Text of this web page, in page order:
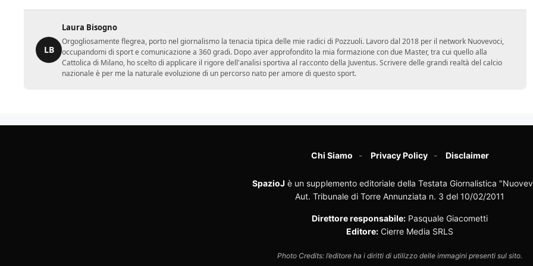
LB
Laura Bisogno
Orgogliosamente flegrea, porto nel giornalismo la tenacia tipica delle mie radici di Pozzuoli. Lavoro dal 2018 per il network Nuovevoci,
occupandomi di sport e comunicazione a 360 gradi. Dopo aver approfondito la mia formazione con due Master, tra cui quello alla
Cattolica di Milano, ho scelto di applicare il rigore dell'analisi sportiva al racconto della Juventus. Scrivere delle grandi realtà del calcio
nazionale è per me la naturale evoluzione di un percorso nato per amore di questo sport.
Chi Siamo Privacy Policy Disclaimer
SpazioJ è un supplemento editoriale della Testata Giornalistica
Aut. Tribunale di Torre Annunziata n. 3 del 10/02/2011
Direttore responsabile: Pasquale Giacometti
Editore: Cierre Media SRLS
Photo Credits: l’editore ha i diritti di utilizzo delle immagini presenti sul sito.